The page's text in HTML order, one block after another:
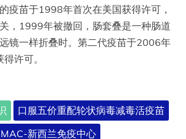
疫苗于1998年首次在美国获得许可，
，1999年被撤回，肠套叠是一种肠道
镜一样折叠时。第二代疫苗于2006年
许可。
口服五价重配轮状病毒减毒活疫苗
新西兰免疫中心